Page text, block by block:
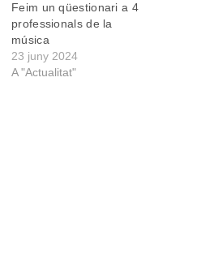
Feim un qüestionari a 4
professionals de la
música
23 juny 2024
A "Actualitat"